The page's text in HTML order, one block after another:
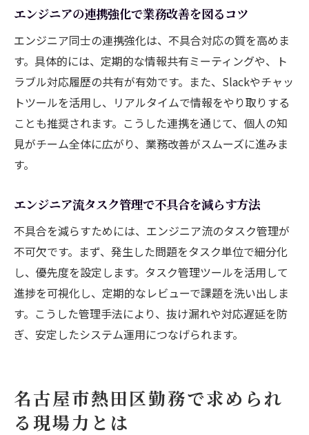
法
現場でステップアップするエンジニアの工
夫
エンジニア同士の情報共有で成長を促進
スキルアップに役立つエンジニアの学習法
現場経験から学ぶエンジニアの成長ポイン
ト
勢
冷静な判断力を持つエンジニアの対応術
トラブル時に信頼されるエンジニアの行動
例
エンジニアに求められる迅速な初動対応の
エンジニアが意識する再発防止への取り組
み
エンジニアの連携強化で業務改善を図るコツ
エンジニア同士の連携強化は、不具合対応の質を高めま
す。具体的には、定期的な情報共有ミーティングや、ト
ラブル対応履歴の共有が有効です。また、Slackやチャッ
トツールを活用し、リアルタイムで情報をやり取りする
ことも推奨されます。こうした連携を通じて、個人の知
見がチーム全体に広がり、業務改善がスムーズに進みま
す。
エンジニア流タスク管理で不具合を減らす方法
不具合を減らすためには、エンジニア流のタスク管理が
不可欠です。まず、発生した問題をタスク単位で細分化
し、優先度を設定します。タスク管理ツールを活用して
進捗を可視化し、定期的なレビューで課題を洗い出しま
す。こうした管理手法により、抜け漏れや対応遅延を防
ぎ、安定したシステム運用につなげられます。
名古屋市熱田区勤務で求められ
る現場力とは